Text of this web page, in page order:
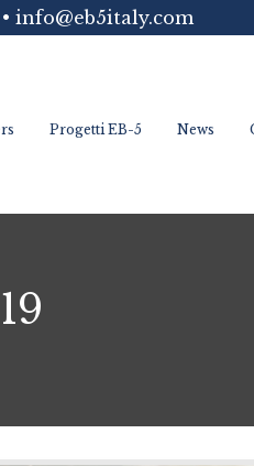
info@eb5italy.com
Progetti EB-5 News